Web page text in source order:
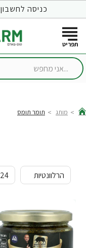
כניסה לחשבון
...אני
מותג תומר תומס